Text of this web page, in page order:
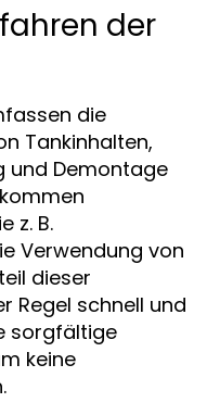
der
die
Tankinhalten,
und Demontage
z. B.
Verwendung von
dieser
Regel schnell und
sorgfältige
keine